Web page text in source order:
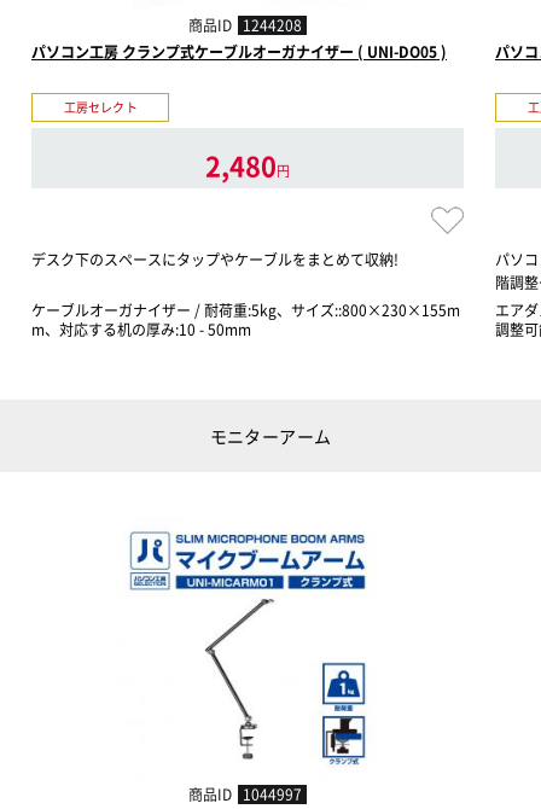
商品ID 1244208
パソコン工房 クランプ式ケーブルオーガナイザー ( UNI-DO05 )
工房セレクト
2,480円
デスク下のスペースにタップやケーブルをまとめて収納!
ケーブルオーガナイザー / 耐荷重:5kg、サイズ::800×230×155m
m、対応する机の厚み:10 - 50mm
パソ
パソ
階調
エア
調整
モニターアーム
商品ID 1044997